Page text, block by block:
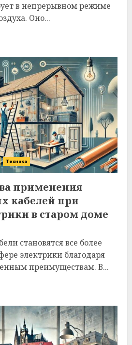
в непрерывном режиме
Оно...
Техника
применения
кабелей при
в старом доме
становятся все более
электрики благодаря
преимуществам. В...